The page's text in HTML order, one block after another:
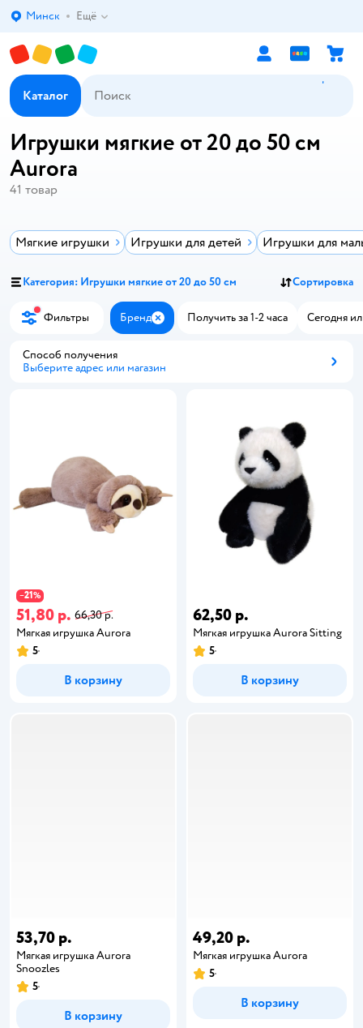
Выбор адреса доставки.
Минск Ещё
Каталог
Игрушки мягкие от 20 до 50 см
Aurora
41 товар
Мягкие игрушки Игрушки для детей Игрушки для
Категория: Игрушки мягкие от 20 до 50 см Сортировка
Фильтры Бренд ЗакрытьПолучить за 1-2 часа Сегодня
Способ получения
Выберите адрес или магазин
−21%
51,80 р. 66,30 р.
Мягкая игрушка Aurora
5
В корзину
62,50 р.
Мягкая игрушка Aurora Sitting
5
В корзину
53,70 р.
Мягкая игрушка Aurora
Snoozles
5
В корзину
49,20 р.
Мягкая игрушка Aurora
5
В корзину